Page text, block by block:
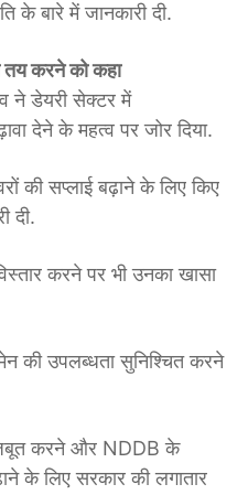
बारे में जानकारी दी.
तय करने को कहा
ने डेयरी सेक्टर में
देने के महत्व पर जोर दिया.
की सप्लाई बढ़ाने के लिए किए
दी.
करने पर भी उनका खासा
की उपलब्धता सुनिश्चित करने
करने और NDDB के
के लिए सरकार की लगातार